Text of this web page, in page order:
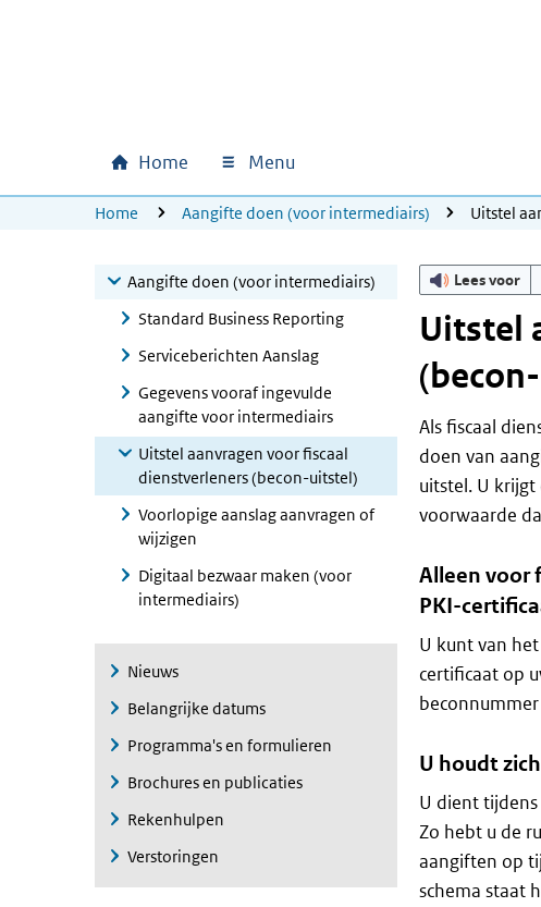
Hoofdnavigatie
Home Menu
U bevindt zich hier:
Home Aangifte doen (voor intermediairs) Uitstel
Aangifte doen (voor intermediairs)
Standard Business Reporting
Serviceberichten Aanslag
Gegevens vooraf ingevulde
aangifte voor intermediairs
Uitstel aanvragen voor fiscaal
dienstverleners (becon-uitstel)
Voorlopige aanslag aanvragen of
wijzigen
Digitaal bezwaar maken (voor
intermediairs)
Nieuws
Belangrijke datums
Programma's en formulieren
Brochures en publicaties
Rekenhulpen
Verstoringen
Lees voor
Uitstel
Als fiscaal
doen van
uitstel. U
voorwaarde
Alleen voor
PKI-
U kunt van
certificaat op
U houdt
U dient
Zo hebt u de
aangiften op
schema staat